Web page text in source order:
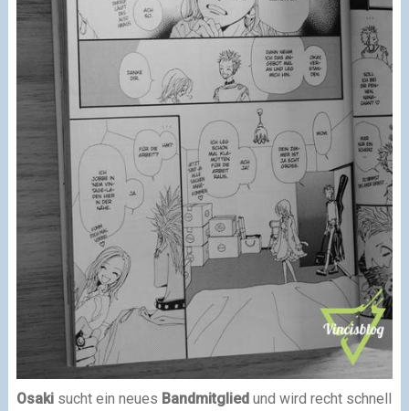
Osakisucht ein neues Bandmitgliedund wird recht schnell